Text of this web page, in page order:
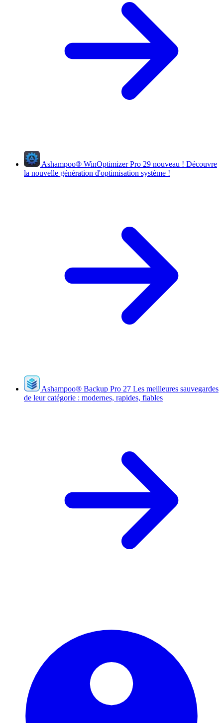
Ashampoo® WinOptimizer Pro 29 nouveau ! Découvre
la nouvelle génération d'optimisation système !
Ashampoo® Backup Pro 27 Les meilleures sauvegardes
de leur catégorie : modernes, rapides, fiables